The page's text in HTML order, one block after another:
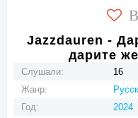
Jazzdauren -
дарите
Слушали:
16
Жанр:
Год:
2024